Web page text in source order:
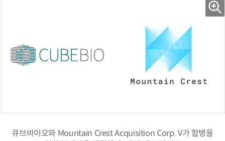
큐브바이오와 Mountain Crest Acquisition Corp. V가 합병을